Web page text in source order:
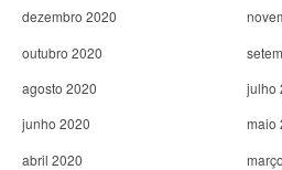
dezembro 2020
outubro 2020
agosto 2020
julho
junho 2020
maio
abril 2020